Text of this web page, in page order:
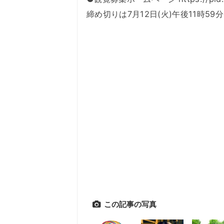
締め切りは7月12日(火)午後11時59分
この記事の写真